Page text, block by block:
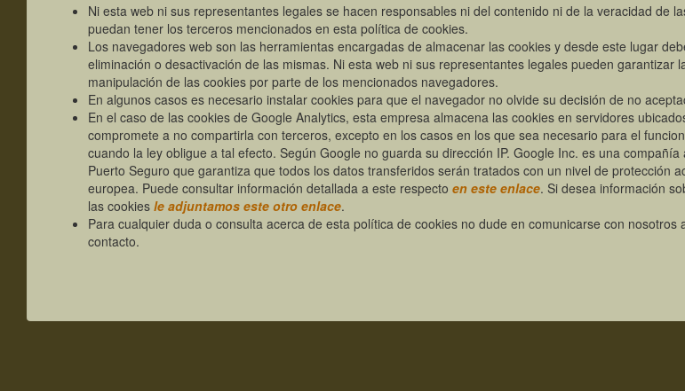
Ni esta web ni sus representantes legales se hacen responsables ni del contenido ni de la veracidad de
puedan tener los terceros mencionados en esta política de cookies.
Los navegadores web son las herramientas encargadas de almacenar las cookies y desde este lugar
eliminación o desactivación de las mismas. Ni esta web ni sus representantes legales pueden garantizar
manipulación de las cookies por parte de los mencionados navegadores.
En algunos casos es necesario instalar cookies para que el navegador no olvide su decisión de no
En el caso de las cookies de Google Analytics, esta empresa almacena las cookies en servidores
compromete a no compartirla con terceros, excepto en los casos en los que sea necesario para el
cuando la ley obligue a tal efecto. Según Google no guarda su dirección IP. Google Inc. es una
Puerto Seguro que garantiza que todos los datos transferidos serán tratados con un nivel de protección
europea. Puede consultar información detallada a este respectoen este enlace. Si desea información
las cookiesle adjuntamos este otro enlace.
Para cualquier duda o consulta acerca de esta política de cookies no dude en comunicarse con nosotros
contacto.